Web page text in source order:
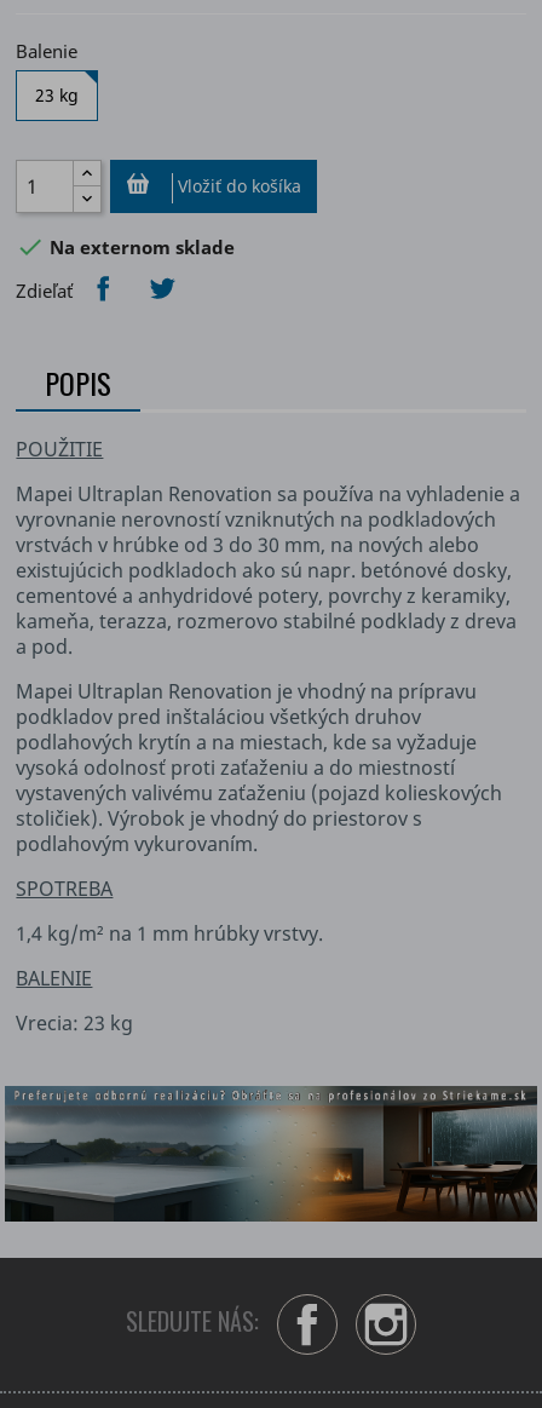
Balenie
23 kg
Vložiť do košíka
 Na externom sklade
Zdieľať
POPIS
POUŽITIE
Mapei Ultraplan Renovation sa používa na vyhladenie a
vyrovnanie nerovností vzniknutých na podkladových
vrstvách v hrúbke od 3 do 30 mm, na nových alebo
existujúcich podkladoch ako sú napr. betónové dosky,
cementové a anhydridové potery, povrchy z keramiky,
kameňa, terazza, rozmerovo stabilné podklady z dreva
a pod.
Mapei Ultraplan Renovation je vhodný na prípravu
podkladov pred inštaláciou všetkých druhov
podlahových krytín a na miestach, kde sa vyžaduje
vysoká odolnosť proti zaťaženiu a do miestností
vystavených valivému zaťaženiu (pojazd kolieskových
stoličiek). Výrobok je vhodný do priestorov s
podlahovým vykurovaním.
SPOTREBA
1,4 kg/m² na 1 mm hrúbky vrstvy.
BALENIE
Vrecia: 23 kg
SLEDUJTE NÁS: FacebookInstagram